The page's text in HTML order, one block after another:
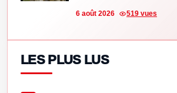
6 août 2026 519 vues
LES PLUS LUS